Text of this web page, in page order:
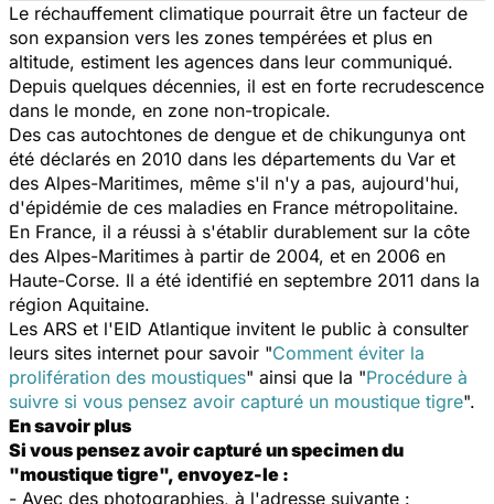
Le réchauffement climatique pourrait être un facteur de
son expansion vers les zones tempérées et plus en
altitude, estiment les agences dans leur communiqué.
Depuis quelques décennies, il est en forte recrudescence
dans le monde, en zone non-tropicale.
Des cas autochtones de dengue et de chikungunya ont
été déclarés en 2010 dans les départements du Var et
des Alpes-Maritimes, même s'il n'y a pas, aujourd'hui,
d'épidémie de ces maladies en France métropolitaine.
En France, il a réussi à s'établir durablement sur la côte
des Alpes-Maritimes à partir de 2004, et en 2006 en
Haute-Corse. Il a été identifié en septembre 2011 dans la
région Aquitaine.
Les ARS et l'EID Atlantique invitent le public à consulter
leurs sites internet pour savoir "Comment éviter la
prolifération des moustiques" ainsi que la "Procédure à
suivre si vous pensez avoir capturé un moustique tigre".
En savoir plus
Si vous pensez avoir capturé un specimen du
"moustique tigre", envoyez-le :
- Avec des photographies, à l'adresse suivante :